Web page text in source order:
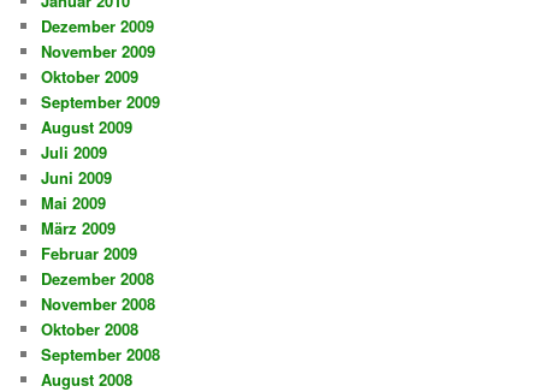
Dezember 2009
November 2009
Oktober 2009
September 2009
August 2009
Juli 2009
Juni 2009
Mai 2009
März 2009
Februar 2009
Dezember 2008
November 2008
Oktober 2008
September 2008
August 2008